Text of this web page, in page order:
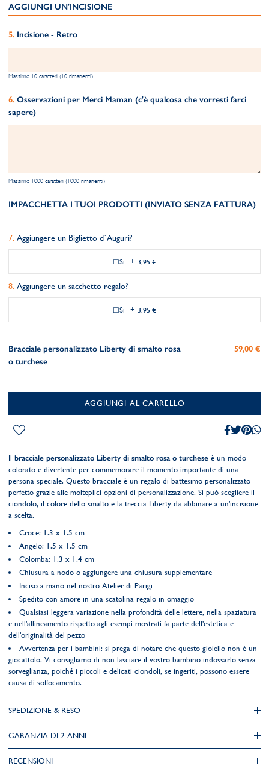
AGGIUNGI UN'INCISIONE
Incisione - Retro
Massimo 10 caratteri (10 rimanenti)
Osservazioni per Merci Maman (c'è qualcosa che vorresti farci
sapere)
Massimo 1000 caratteri (1000 rimanenti)
IMPACCHETTA I TUOI PRODOTTI (INVIATO SENZA FATTURA)
Aggiungere un Biglietto d´Auguri?
Si + 3,95 €
Aggiungere un sacchetto regalo?
Si + 3,95 €
Bracciale personalizzato Liberty di smalto rosa
o turchese
59,00 €
AGGIUNGI AL CARRELLO
Il bracciale personalizzato Liberty di smalto rosa o turchese è un modo
colorato e divertente per commemorare il momento importante di una
persona speciale. Questo bracciale è un regalo di battesimo personalizzato
perfetto grazie alle molteplici opzioni di personalizzazione. Si può scegliere il
ciondolo, il colore dello smalto e la treccia Liberty da abbinare a un'incisione
a scelta.
Croce: 1.3 x 1.5 cm
Angelo: 1.5 x 1.5 cm
Colomba: 1.3 x 1.4 cm
Chiusura a nodo o aggiungere una chiusura supplementare
Inciso a mano nel nostro Atelier di Parigi
Spedito con amore in una scatolina regalo in omaggio
Qualsiasi leggera variazione nella profondità delle lettere, nella spaziatura
e nell'allineamento rispetto agli esempi mostrati fa parte dell'estetica e
dell'originalità del pezzo
Avvertenza per i bambini: si prega di notare che questo gioiello non è un
giocattolo. Vi consigliamo di non lasciare il vostro bambino indossarlo senza
sorveglianza, poiché i piccoli e delicati ciondoli, se ingeriti, possono essere
causa di soffocamento.
SPEDIZIONE & RESO
GARANZIA DI 2 ANNI
RECENSIONI